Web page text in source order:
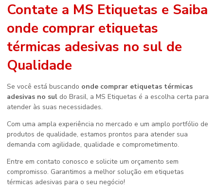
Contate a MS Etiquetas e Saiba
onde comprar etiquetas
térmicas adesivas no sul de
Qualidade
Se você está buscando onde comprar etiquetas térmicas
adesivas no sul do Brasil, a MS Etiquetas é a escolha certa para
atender às suas necessidades.
Com uma ampla experiência no mercado e um amplo portfólio de
produtos de qualidade, estamos prontos para atender sua
demanda com agilidade, qualidade e comprometimento.
Entre em contato conosco e solicite um orçamento sem
compromisso. Garantimos a melhor solução em etiquetas
térmicas adesivas para o seu negócio!